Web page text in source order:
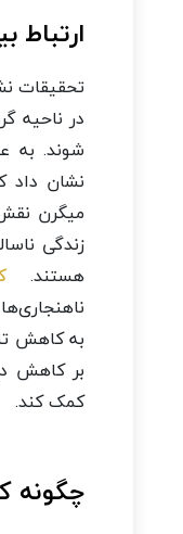
تحقیقات
در ناحیه
نشان داد
میگرن
زندگی
هستند.
به کاهش
بر کاهش
کمک کند.
چگونه